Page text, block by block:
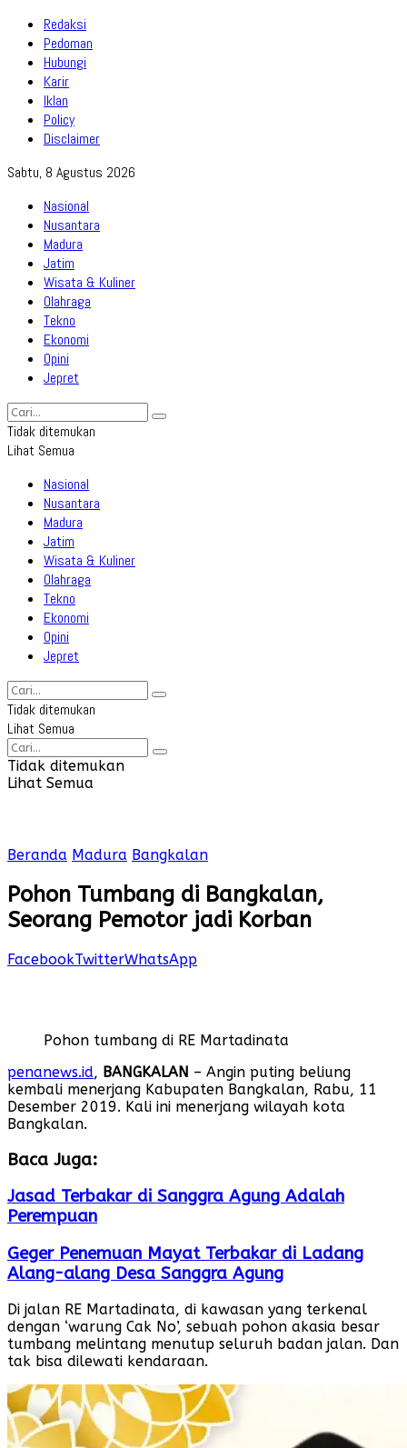
Redaksi
Pedoman
Hubungi
Karir
Iklan
Policy
Disclaimer
Sabtu, 8 Agustus 2026
Nasional
Nusantara
Madura
Jatim
Wisata & Kuliner
Olahraga
Tekno
Ekonomi
Opini
Jepret
Tidak ditemukan
Lihat Semua
Nasional
Nusantara
Madura
Jatim
Wisata & Kuliner
Olahraga
Tekno
Ekonomi
Opini
Jepret
Tidak ditemukan
Lihat Semua
Tidak ditemukan
Lihat Semua
Beranda Madura Bangkalan
Pohon Tumbang di Bangkalan,
Seorang Pemotor jadi Korban
FacebookTwitterWhatsApp
Pohon tumbang di RE Martadinata
penanews.id, BANGKALAN – Angin puting beliung
kembali menerjang Kabupaten Bangkalan, Rabu, 11
Desember 2019. Kali ini menerjang wilayah kota
Bangkalan.
Baca Juga:
Jasad Terbakar di Sanggra Agung Adalah
Perempuan
Geger Penemuan Mayat Terbakar di Ladang
Alang-alang Desa Sanggra Agung
Di jalan RE Martadinata, di kawasan yang terkenal
dengan ‘warung Cak No’, sebuah pohon akasia besar
tumbang melintang menutup seluruh badan jalan. Dan
tak bisa dilewati kendaraan.